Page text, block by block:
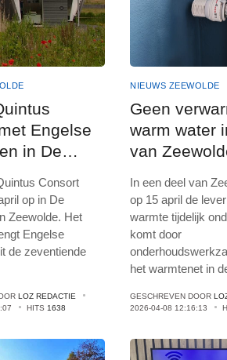
Engelse
in De
Consort
op in De
Zeewolde. Het
Engelse
de zeventiende
LOZ REDACTIE
HITS 1638
NIEUWS ZEEWOLDE
Geen
warm water
van
In een deel van
op 15 april de
warmte tijdelijk
komt door
het warmtenet in
GESCHREVEN DOOR
2026-04-08 12:16:13